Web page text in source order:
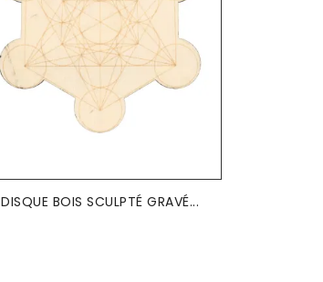
DISQUE BOIS SCULPTÉ GRAVÉ...